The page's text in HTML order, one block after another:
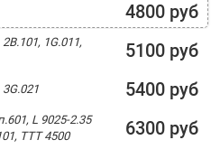
4800 руб
1G.011,
5100 руб
5400 руб
L 9025-2.35
ТТТ 4500
6300 руб